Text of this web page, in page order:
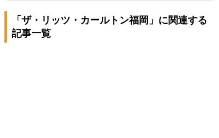
「ザ・リッツ・カールトン福岡」に関連する
記事一覧